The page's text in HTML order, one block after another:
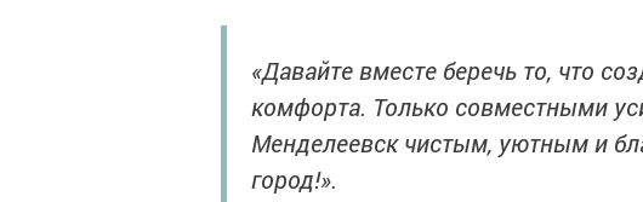
«Давайте вместе беречь то, что
комфорта. Только совместными
Менделеевск чистым, уютным и
город!».